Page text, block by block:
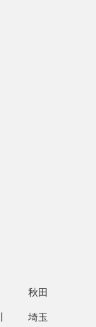
秋田
埼玉